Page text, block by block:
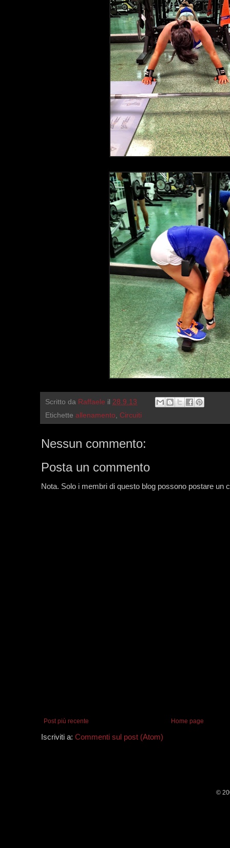
Scritto da Raffaele il 28.9.13
Etichette allenamento, Circuiti
Nessun commento:
Posta un commento
Nota. Solo i membri di questo blog possono postare un
Post più recente Home page
Iscriviti a: Commenti sul post (Atom)
©